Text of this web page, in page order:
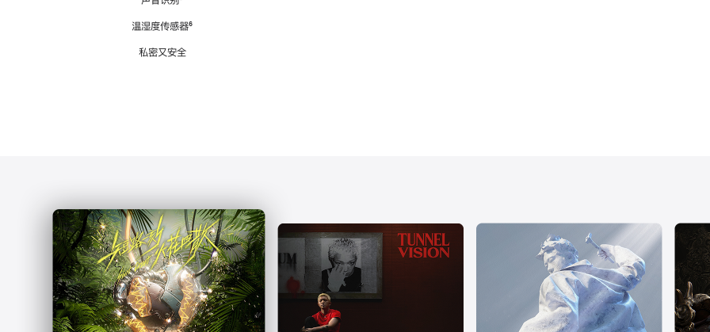
温湿度传感器脚
⁶
私密又安全